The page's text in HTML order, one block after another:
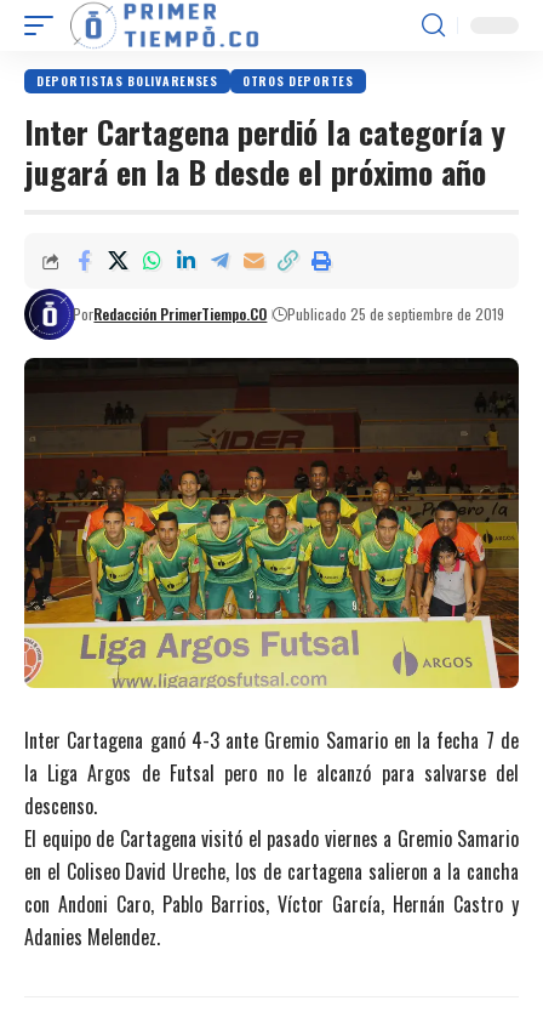
DEPORTISTAS BOLIVARENSES OTROS DEPORTES
Inter Cartagena perdió la categoría y
jugará en la B desde el próximo año
PorRedacción PrimerTiempo.CO Publicado 25 de septiembre de 2019
Inter Cartagena ganó 4-3 ante Gremio Samario en la fecha 7 de
la Liga Argos de Futsal pero no le alcanzó para salvarse del
descenso.
El equipo de Cartagena visitó el pasado viernes a Gremio Samario
en el Coliseo David Ureche, los de cartagena salieron a la cancha
con Andoni Caro, Pablo Barrios, Víctor García, Hernán Castro y
Adanies Melendez.